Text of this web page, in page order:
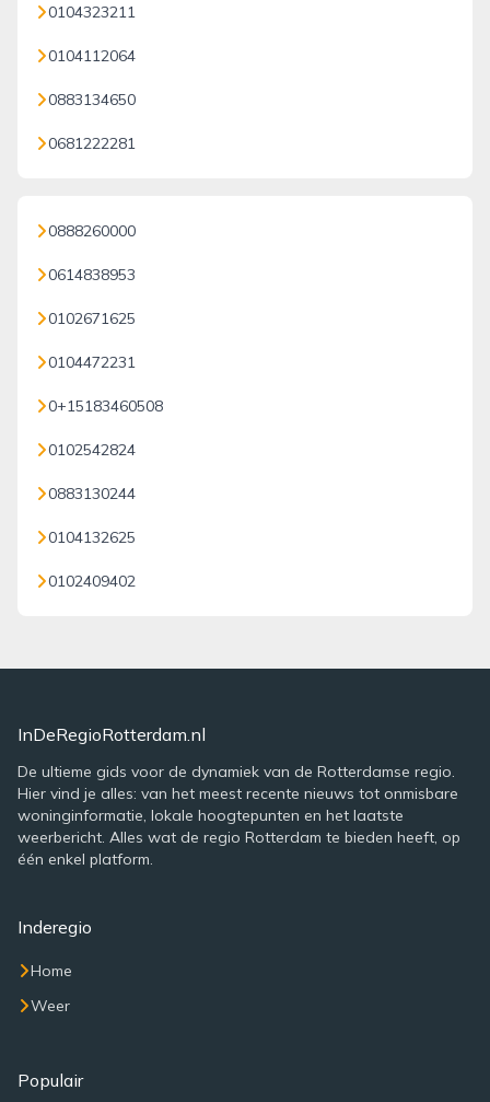
0104323211
0104112064
0883134650
0681222281
0888260000
0614838953
0102671625
0104472231
0+15183460508
0102542824
0883130244
0104132625
0102409402
InDeRegioRotterdam.nl
De ultieme gids voor de dynamiek van de Rotterdamse regio.
Hier vind je alles: van het meest recente nieuws tot onmisbare
woninginformatie, lokale hoogtepunten en het laatste
weerbericht. Alles wat de regio Rotterdam te bieden heeft, op
één enkel platform.
Inderegio
Home
Weer
Populair